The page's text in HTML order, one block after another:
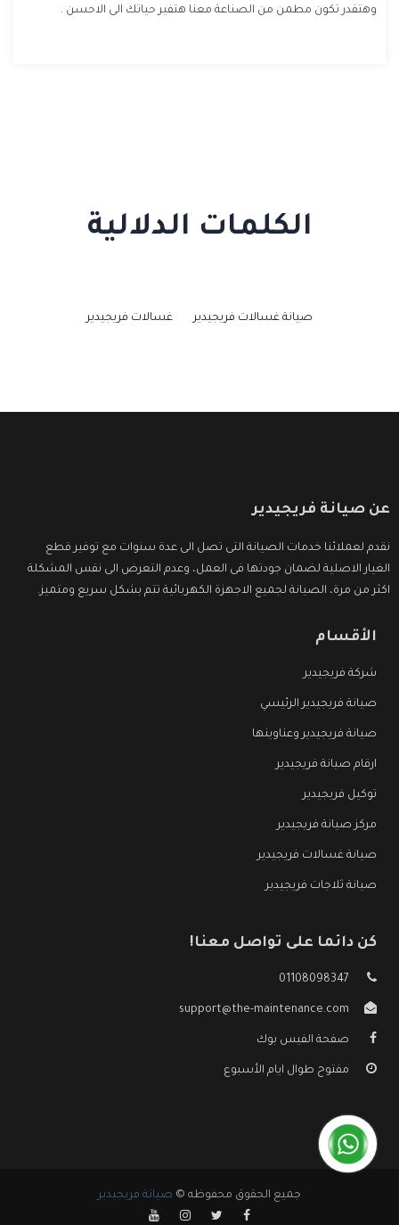
وهتقدر تكون مطمن من الصناعة معنا هتفير حياتك الى الاحسن .
الكلمات الدلالية
صيانة غسالات فريجيدير غسالات فريجيدير
عن صيانة فريجيدير
نقدم لعملائنا خدمات الصيانة التى تصل الى عدة سنوات مع توفير قطع
الغيار الاصلية لضمان جودتها فى العمل، وعدم التعرض الى نفس المشكلة
اكثر من مرة، الصيانة لجميع الاجهزة الكهربائية تتم بشكل سريع ومتميز.
الأقسام
شركة فريجيدير
صيانة فريجيدير الرئيسي
صيانة فريجيدير وعناوينها
ارقام صيانة فريجيدير
توكيل فريجيدير
مركز صيانة فريجيدير
صيانة غسالات فريجيدير
صيانة ثلاجات فريجيدير
كن دائما على تواصل معنا!
01108098347
support@the-maintenance.com
صفحة الفيس بوك
مفتوح طوال ايام الأسبوع
جميع الحقوق محفوظه © صيانة فريجيدير